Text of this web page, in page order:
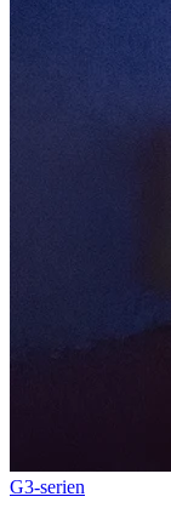
G3-serien